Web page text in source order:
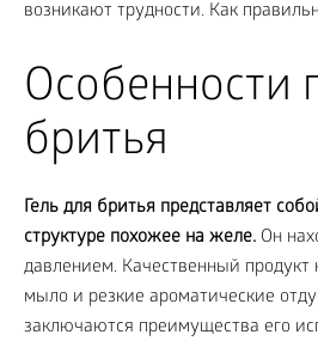
возникают трудности. Как
Особенности
бритья
Гель для бритья представляет
структуре похожее на желе. Он
давлением. Качественный продукт
мыло и резкие ароматические
заключаются преимущества его